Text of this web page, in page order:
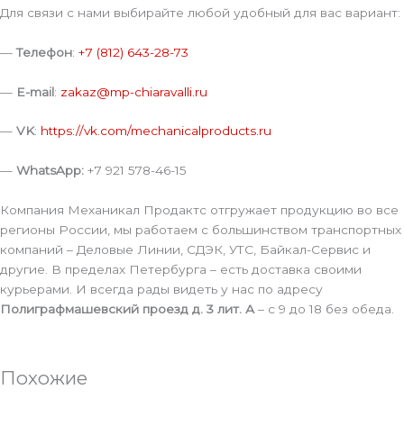
Для связи с нами выбирайте любой удобный для вас вариант:
—Телефон: +7 (812) 643-28-73
— E-mail: zakaz@mp-chiaravalli.ru
— VK: https://vk.com/mechanicalproducts.ru
— WhatsApp: +7 921 578-46-15
Компания Механикал Продактс отгружает продукцию во все
регионы России, мы работаем с большинством транспортных
компаний – Деловые Линии, СДЭК, УТС, Байкал-Сервис и
другие. В пределах Петербурга – есть доставка своими
курьерами. И всегда рады видеть у нас по адресу
Полиграфмашевский проезд д. 3 лит. А – с 9 до 18 без обеда.
Похожие